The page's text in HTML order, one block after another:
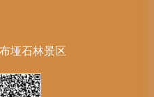
垭石林景区